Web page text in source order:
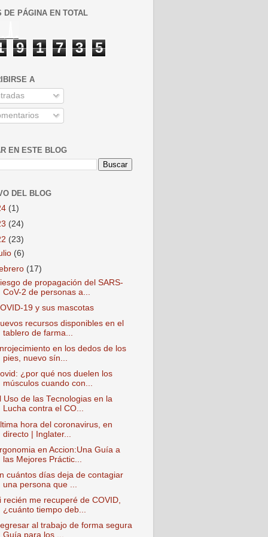
DE PÁGINA EN TOTAL
9 1 7 3 5
A
EN ESTE BLOG
DEL BLOG
(1)
(24)
(23)
(6)
(17)
de propagación del SARS-
CoV-2 de personas a...
19 y sus mascotas
recursos disponibles en el
tablero de farma...
en los dedos de los
pies, nuevo sín...
¿por qué nos duelen los
músculos cuando con...
Uso de las Tecnologias en la
Lucha contra el CO...
hora del coronavirus, en
directo | Inglater...
en Accion:Una Guía a
las Mejores Práctic...
cuántos días deja de contagiar
una persona que ...
recién me recuperé de COVID,
¿cuánto tiempo deb...
al trabajo de forma segura
Guía para los ...